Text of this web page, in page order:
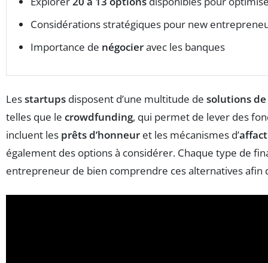
Considérations stratégiques pour new
Importance de négocieravec les banques
Lesstartups disposent d’une multitude de solutions
telles que le crowdfunding, qui permet de lever des
incluent les prêts d’honneur et les mécanismes d’
également des options à considérer. Chaque type de
entrepreneur de bien comprendre ces alternatives afin